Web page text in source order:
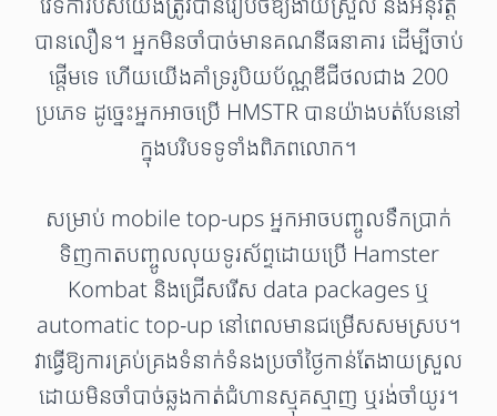
បានលឿន។ អ្នកមិនចាំបាច់មានគណនីធនាគារ ដើម្បីចាប់
ផ្តើមទេ ហើយយើងគាំទ្ររូបិយប័ណ្ណឌីជីថលជាង 200
ប្រភេទ ដូច្នេះអ្នកអាចប្រើ HMSTR បានយ៉ាងបត់បែននៅ
ក្នុងបរិបទទូទាំងពិភពលោក។
សម្រាប់ mobile top-ups អ្នកអាចបញ្ចូលទឹកប្រាក់
ទិញកាតបញ្ចូលលុយទូរស័ព្ទដោយប្រើ Hamster
Kombat និងជ្រើសរើស data packages ឬ
automatic top-up នៅពេលមានជម្រើសសមស្រប។
វាធ្វើឱ្យការគ្រប់គ្រងទំនាក់ទំនងប្រចាំថ្ងៃកាន់តែងាយស្រួល
ដោយមិនចាំបាច់ឆ្លងកាត់ជំហានស្មុគស្មាញ ឬរង់ចាំយូរ។